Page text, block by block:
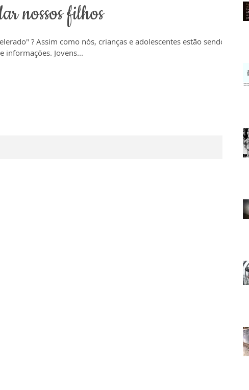
nossos filhos
? Assim como nós, crianças e adolescentes estão sendo
informações. Jovens...